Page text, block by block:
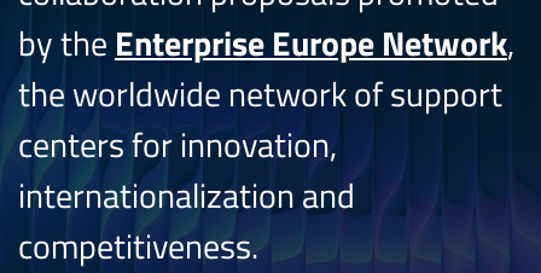
by the Enterprise Europe Network,
the worldwide network of support
centers for innovation,
internationalization and
competitiveness.